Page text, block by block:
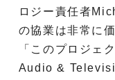
ロジー責任者
の協業は非常に
「このプロジェ
Audio &